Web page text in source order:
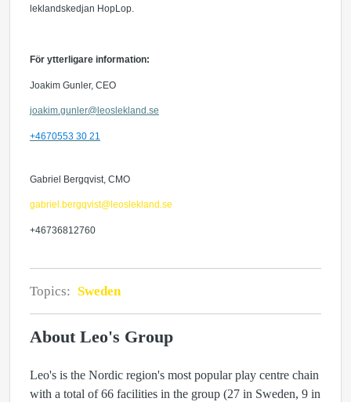
leklandskedjan HopLop.
För ytterligare information:
Joakim Gunler, CEO
joakim.gunler@leoslekland.se
+4670553 30 21
Gabriel Bergqvist, CMO
gabriel.bergqvist@leoslekland.se
+46736812760
Topics: Sweden
About Leo's Group
Leo's is the Nordic region's most popular play centre chain
with a total of 66 facilities in the group (27 in Sweden, 9 in